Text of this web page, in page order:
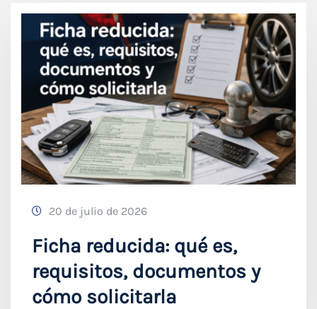
20 de julio de 2026
Ficha reducida: qué es,
requisitos, documentos y
cómo solicitarla